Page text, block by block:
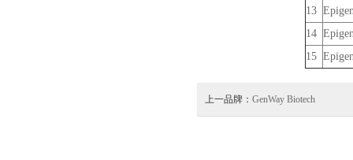
13
14
15
上一品牌： GenWay Biotech